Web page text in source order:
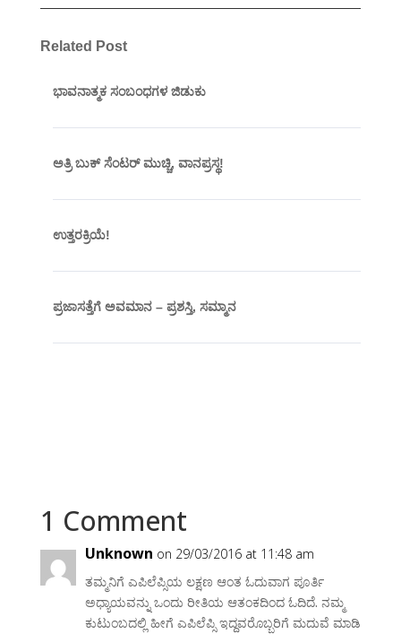
Related Post
ಭಾವನಾತ್ಮಕ ಸಂಬಂಧಗಳ ಜಿಡುಕು
ಅತ್ರಿ ಬುಕ್ ಸೆಂಟರ್ ಮುಚ್ಚಿ, ವಾನಪ್ರಸ್ಥ!
ಉತ್ತರಕ್ರಿಯೆ!
ಪ್ರಜಾಸತ್ತೆಗೆ ಅವಮಾನ – ಪ್ರಶಸ್ತಿ, ಸಮ್ಮಾನ
1 Comment
Unknown on 29/03/2016 at 11:48 am
ತಮ್ಮನಿಗೆ ಎಪಿಲೆಪ್ಸಿಯ ಲಕ್ಷಣ ಆಂತ ಓದುವಾಗ ಪೂರ್ತಿ
ಅಧ್ಯಾಯವನ್ನು ಒಂದು ರೀತಿಯ ಆತಂಕದಿಂದ ಓದಿದೆ. ನಮ್ಮ
ಕುಟುಂಬದಲ್ಲಿ ಹೀಗೆ ಎಪಿಲೆಪ್ಸಿ ಇದ್ದವರೊಬ್ಬರಿಗೆ ಮದುವೆ ಮಾಡಿ